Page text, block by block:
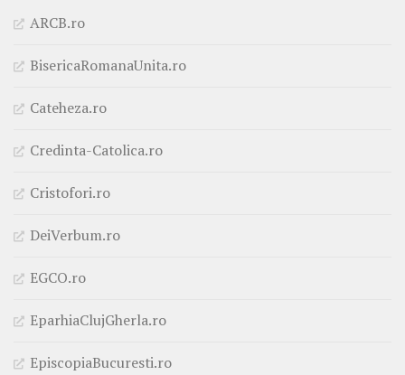
ARCB.ro
BisericaRomanaUnita.ro
Cateheza.ro
Credinta-Catolica.ro
Cristofori.ro
DeiVerbum.ro
EGCO.ro
EparhiaClujGherla.ro
EpiscopiaBucuresti.ro